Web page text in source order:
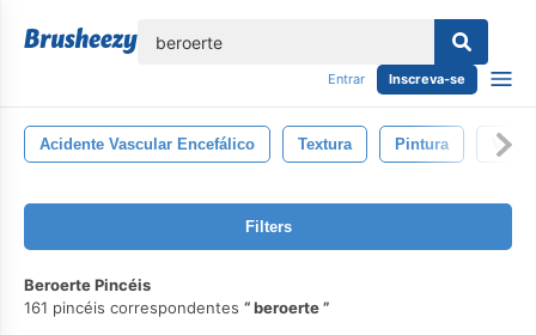
Entrar Inscreva-se
Acidente Vascular Encefálico Textura Pintura
Filters
Beroerte Pincéis
161 pincéis correspondentes
beroerte